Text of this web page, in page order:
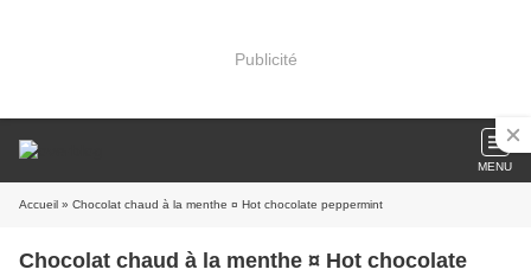
Publicité
MENU
Accueil » Chocolat chaud à la menthe ¤ Hot chocolate peppermint
Chocolat chaud à la menthe ¤ Hot chocolate